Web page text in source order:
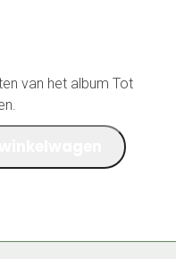
van het album Tot